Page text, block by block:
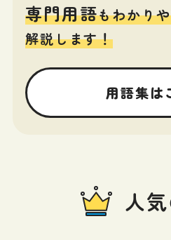
専門用語もわかり
解説します！
用語集は
人